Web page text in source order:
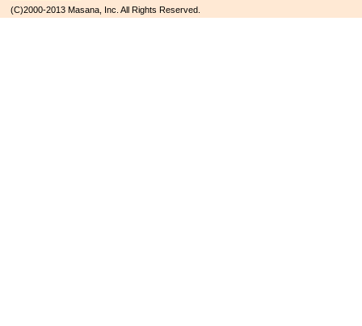
(C)2000-2013 Masana, Inc. All Rights Reserved.